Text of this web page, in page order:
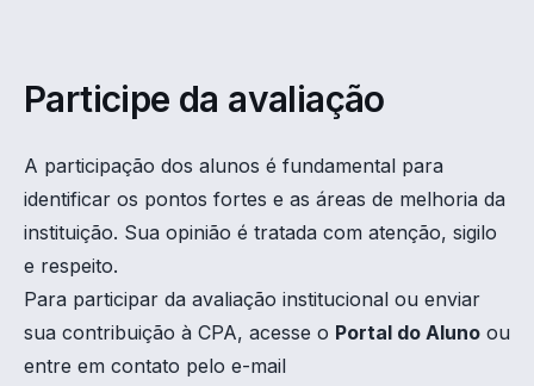
Participe da avaliação
A participação dos alunos é fundamental para
identificar os pontos fortes e as áreas de melhoria da
instituição. Sua opinião é tratada com atenção, sigilo
e respeito.
Para participar da avaliação institucional ou enviar
sua contribuição à CPA, acesse o Portal do Aluno ou
entre em contato pelo e-mail